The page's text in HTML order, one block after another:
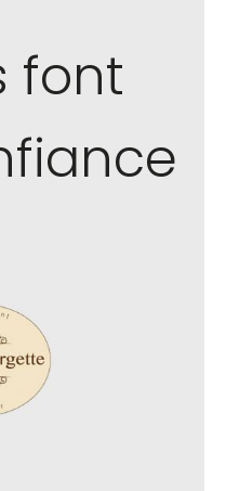
font